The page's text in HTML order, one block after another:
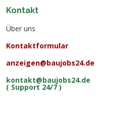
Kontakt
Über uns
Kontaktformular
anzeigen@baujobs24.de
kontakt@baujobs24.de
( Support 24/7 )